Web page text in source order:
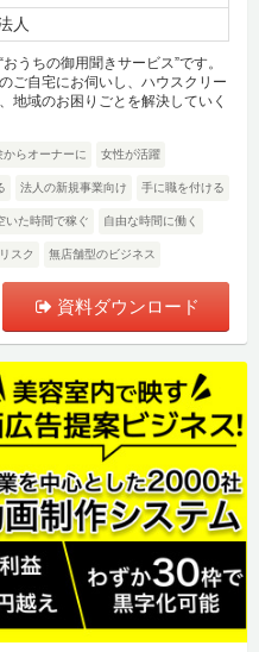
人
うちの御用聞きサービス”です。
ご自宅にお伺いし、ハウスクリー
地域のお困りごとを解決していく
からオーナーに 女性が活躍
法人の新規事業向け 手に職を付ける
いた時間で稼ぐ 自由な時間に働く
スク 無店舗型のビジネス
資料ダウンロード